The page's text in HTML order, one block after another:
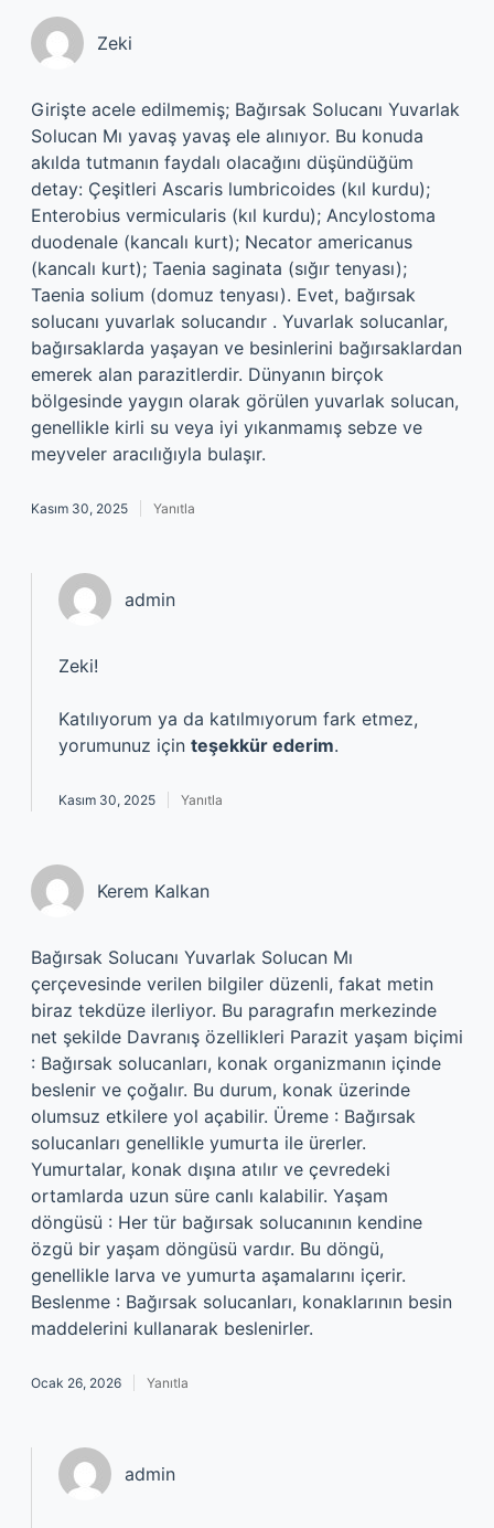
Zeki
Girişte acele edilmemiş; Bağırsak Solucanı Yuvarlak
Solucan Mı yavaş yavaş ele alınıyor. Bu konuda
akılda tutmanın faydalı olacağını düşündüğüm
detay: Çeşitleri Ascaris lumbricoides (kıl kurdu);
Enterobius vermicularis (kıl kurdu); Ancylostoma
duodenale (kancalı kurt); Necator americanus
(kancalı kurt); Taenia saginata (sığır tenyası);
Taenia solium (domuz tenyası). Evet, bağırsak
solucanı yuvarlak solucandır . Yuvarlak solucanlar,
bağırsaklarda yaşayan ve besinlerini bağırsaklardan
emerek alan parazitlerdir. Dünyanın birçok
bölgesinde yaygın olarak görülen yuvarlak solucan,
genellikle kirli su veya iyi yıkanmamış sebze ve
meyveler aracılığıyla bulaşır.
Kasım 30, 2025 Yanıtla
admin
Zeki!
Katılıyorum ya da katılmıyorum fark etmez,
yorumunuz için teşekkür ederim.
Kasım 30, 2025 Yanıtla
Kerem Kalkan
Bağırsak Solucanı Yuvarlak Solucan Mı
çerçevesinde verilen bilgiler düzenli, fakat metin
biraz tekdüze ilerliyor. Bu paragrafın merkezinde
net şekilde Davranış özellikleri Parazit yaşam biçimi
: Bağırsak solucanları, konak organizmanın içinde
beslenir ve çoğalır. Bu durum, konak üzerinde
olumsuz etkilere yol açabilir. Üreme : Bağırsak
solucanları genellikle yumurta ile ürerler.
Yumurtalar, konak dışına atılır ve çevredeki
ortamlarda uzun süre canlı kalabilir. Yaşam
döngüsü : Her tür bağırsak solucanının kendine
özgü bir yaşam döngüsü vardır. Bu döngü,
genellikle larva ve yumurta aşamalarını içerir.
Beslenme : Bağırsak solucanları, konaklarının besin
maddelerini kullanarak beslenirler.
Ocak 26, 2026 Yanıtla
admin